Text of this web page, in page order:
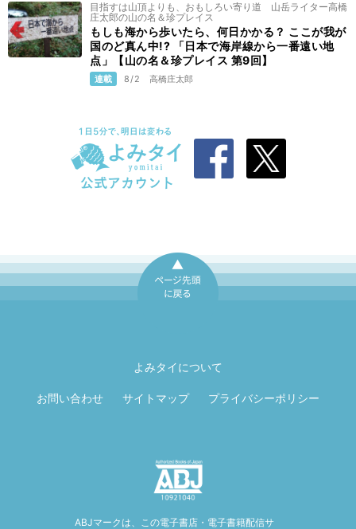
目指すは山頂よりも、おもしろい寄り道 山岳ライター高橋
庄太郎の山の名＆珍プレイス
もしも海から歩いたら、何日かかる？ ここが我が
国のど真ん中!? 「日本で海岸線から一番遠い地
点」【山の名＆珍プレイス 第9回】
連載 8/2 高橋庄太郎
よみタイについて
お問い合わせ サイトマップ プライバシーポリシー
ABJマークは、この電子書店・電子書籍配信サ